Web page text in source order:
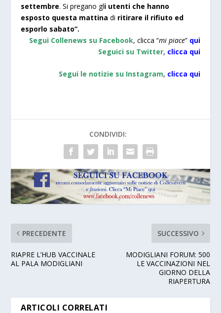
settembre. Si pregano gli utenti che hanno
esposto questa mattina di ritirare il rifiuto ed
esporlo sabato”.
Segui Collenews su Facebook, clicca “mi piace” qui
Seguici su Twitter, clicca qui
Segui le notizie su Instagram, clicca qui
CONDIVIDI:
PRECEDENTE
RIAPRE L’HUB VACCINALE
AL PALA MODIGLIANI
SUCCESSIVO
MODIGLIANI FORUM: 500
LE VACCINAZIONI NEL
GIORNO DELLA
RIAPERTURA
ARTICOLI CORRELATI